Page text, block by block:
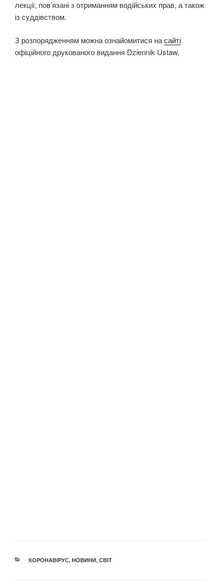
лекції, пов’язані з отриманням водійських прав, а також
із сyддівством.
З розпорядженням можна ознайомитися насайті
офіційного друкованого видання Dziennik Ustaw.
КАТЕГОРІЇ
КОРОНАВІРУС, НОВИНИ, СВІТ